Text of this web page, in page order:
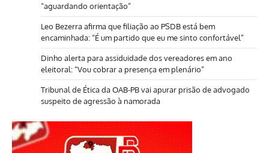
“aguardando orientação”
Leo Bezerra afirma que filiação ao PSDB está bem
encaminhada: “É um partido que eu me sinto confortável”
Dinho alerta para assiduidade dos vereadores em ano
eleitoral: “Vou cobrar a presença em plenário”
Tribunal de Ética da OAB-PB vai apurar prisão de advogado
suspeito de agressão à namorada